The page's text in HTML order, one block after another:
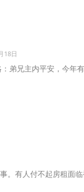
18日
弟兄主内平安，今年
。有人付不起房租面